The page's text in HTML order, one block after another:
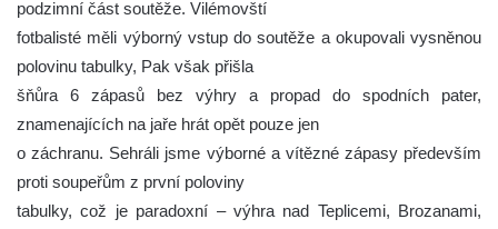
podzimní část soutěže. Vilémovští
fotbalisté měli výborný vstup do soutěže a okupovali vysněnou
polovinu tabulky, Pak však přišla
šňůra 6 zápasů bez výhry a propad do spodních pater,
znamenajících na jaře hrát opět pouze jen
o záchranu. Sehráli jsme výborné a vítězné zápasy především
proti soupeřům z první poloviny
tabulky, což je paradoxní – výhra nad Teplicemi, Brozanami,